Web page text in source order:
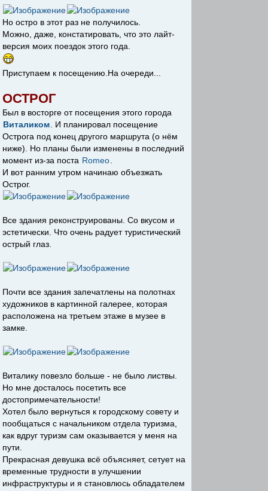
Но остро в этот раз не получилось.
Можно, даже, констатировать, что это лайт-
версия моих поездок этого года.
Приступаем к посещению.На очереди...
ОСТРОГ
Был в восторге от посещения этого города
Виталиком . И планировал посещение
Острога под конец другого маршрута (о нём
ниже). Но планы были изменены в последний
момент из-за поста Romeo
И вот ранним утром начинаю объезжать
Острог.
Все здания реконструированы. Со вкусом и
эстетически. Что очень радует туристический
острый глаз.
Почти все здания запечатлены на полотнах
художников в картинной галерее, которая
расположена на третьем этаже в музее в
замке.
Виталику повезло больше - не было листвы.
Но мне досталось посетить все
достопримечательности!
Хотел было вернуться к городскому совету и
пообщаться с начальником отдела туризма,
как вдруг туризм сам оказывается у меня на
пути.
Прекрасная девушка всё объясняет, сетует на
временные трудности в улучшении
инфраструктуры и я становлюсь обладателем